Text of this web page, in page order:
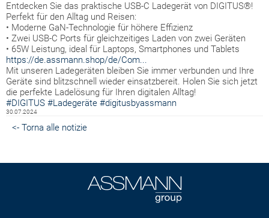
Entdecken Sie das praktische USB-C Ladegerät von DIGITUS®!
Perfekt für den Alltag und Reisen:
• Moderne GaN-Technologie für höhere Effizienz
• Zwei USB-C Ports für gleichzeitiges Laden von zwei Geräten
• 65W Leistung, ideal für Laptops, Smartphones und Tablets
https://de.assmann.shop/de/Com...
Mit unseren Ladegeräten bleiben Sie immer verbunden und Ihre
Geräte sind blitzschnell wieder einsatzbereit. Holen Sie sich jetzt
die perfekte Ladelösung für Ihren digitalen Alltag!
#DIGITUS #Ladegeräte #digitusbyassmann
30.07.2024
<- Torna alle notizie